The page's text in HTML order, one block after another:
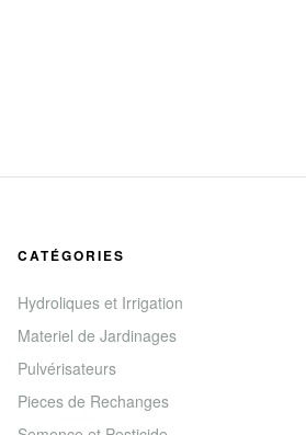
CATÉGORIES
Hydroliques et Irrigation
Materiel de Jardinages
Pulvérisateurs
Pieces de Rechanges